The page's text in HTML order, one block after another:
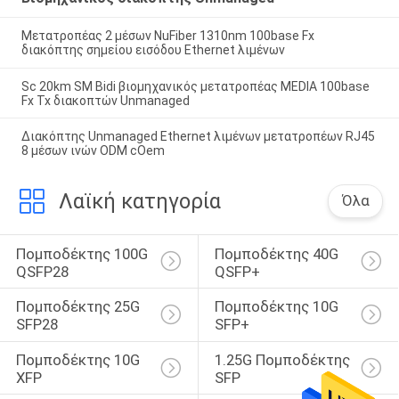
Μετατροπέας 2 μέσων NuFiber 1310nm 100base Fx
διακόπτης σημείου εισόδου Ethernet λιμένων
Sc 20km SM Bidi βιομηχανικός μετατροπέας MEDIA 100base
Fx Tx διακοπτών Unmanaged
Διακόπτης Unmanaged Ethernet λιμένων μετατροπέων RJ45
8 μέσων ινών ODM cOem
Λαϊκή κατηγορία Όλα
Πομποδέκτης 100G
QSFP28
Πομποδέκτης 40G
QSFP+
Πομποδέκτης 25G
SFP28
Πομποδέκτης 10G
SFP+
Πομποδέκτης 10G
XFP
1.25G Πομποδέκτης
SFP